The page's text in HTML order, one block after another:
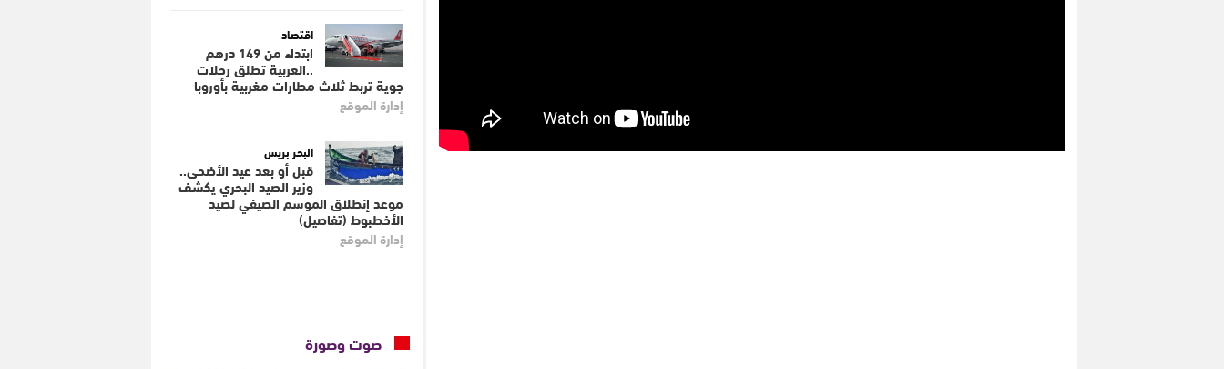
اقتصاد
ابتداء من 149 درهم
..العربية تطلق رحلات
جوية تربط ثلاث مطارات مغربية بأوروبا
إدارة الموقع
البحر بريس
قبل أو بعد عيد الأضحى..
وزير الصيد البحري يكشف
موعد إنطلاق الموسم الصيفي لصيد
الأخطبوط (تفاصيل)
إدارة الموقع
صوت وصورة